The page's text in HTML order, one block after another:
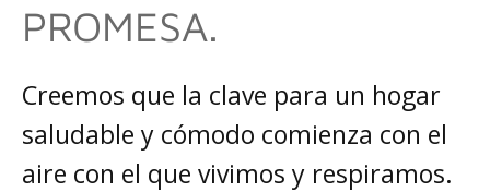
PROMESA.
Creemos que la clave para un hogar
saludable y cómodo comienza con el
aire con el que vivimos y respiramos.